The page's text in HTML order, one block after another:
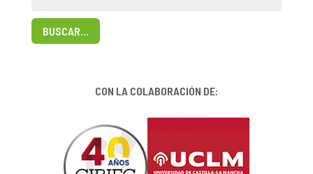
BUSCAR…
CON LA COLABORACIÓN DE: